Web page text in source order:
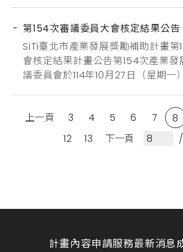
非偶然，而是政策 × 資源 × 產業 ×
結果。展館以「智慧生活」、「永
動」三大主題展區串聯，集結北市
第154次審議委員大會核定結果公告
SiTi臺北市產業發展獎勵補助計畫第
會核定結果計畫公告第154次產業發
議委員會於114年10月27日（星期一
定通過9件申請案，總獎勵補助核定
整，如下所示：創業計畫補助故事
歐科技股份有限公司晨躍國際股份
補助英屬開曼群島商福碳股份有限
上一頁 3 4 5 6 7 8
12
13 下一頁
計畫內容申請服務最新消息